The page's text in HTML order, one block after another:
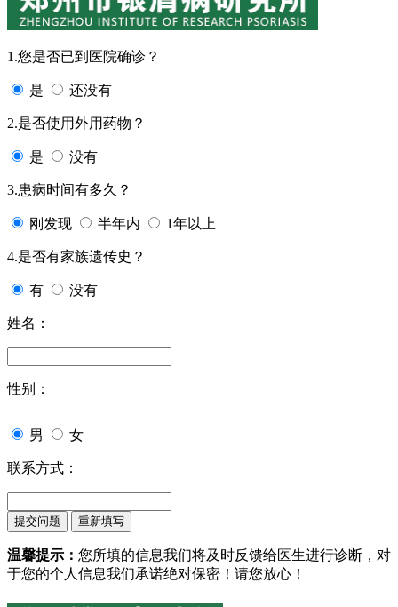
1.您是否已到医院确诊？
是 还没有
2.是否使用外用药物？
是 没有
3.患病时间有多久？
刚发现 半年内 1年以上
4.是否有家族遗传史？
有 没有
姓名：
性别：
男 女
联系方式：
温馨提示： 您所填的信息我们将及时反馈给医生进行诊断，对
于您的个人信息我们承诺绝对保密！请您放心！